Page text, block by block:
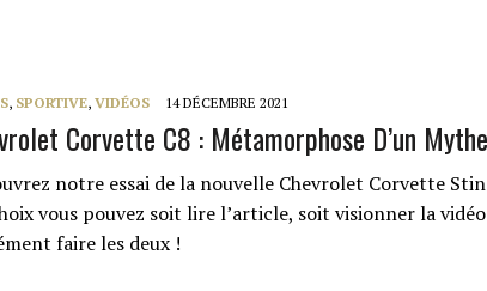
2,7 RS
BRUSSELS
, SPORTIVE, VIDÉOS 14 DÉCEMBRE 2021
Corvette C8 : Métamorphose D’un Mythe
notre essai de la nouvelle Chevrolet Corvette
vous pouvez soit lire l’article, soit visionner la
faire les deux !